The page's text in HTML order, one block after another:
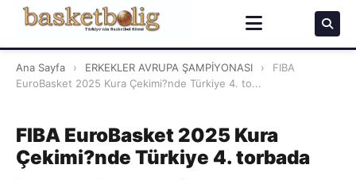
Ana Sayfa › ERKEKLER AVRUPA ŞAMPİYONASI ›
FIBA
EuroBasket 2025 Kura Çekimi?nde Türkiye 4. to...
FIBA EuroBasket 2025 Kura
Çekimi?nde Türkiye 4. torbada